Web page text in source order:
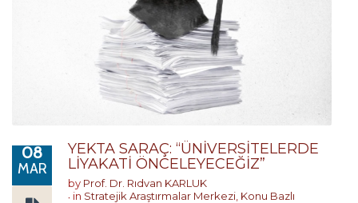
08
MAR
YEKTA SARAÇ: “ÜNİVERSİTELERDE
LİYAKATİ ÖNCELEYECEĞİZ”
by Prof. Dr. Rıdvan KARLUK
in Stratejik Araştırmalar Merkezi Konu Bazlı